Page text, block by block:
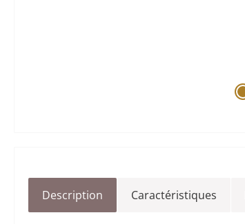
Description Caractéristiques